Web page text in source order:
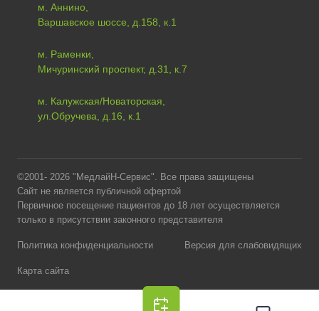
м. Аннино,
Варшавское шоссе, д.158, к.1
м. Раменки,
Мичуринский проспект, д.31, к.7
м. Калужская/Новаторская,
ул.Обручева, д.16, к.1
©2001- 2026 "МедлайН-Сервис". Все права защищены
Сайт не является публичной офертой
Первичное посещение пациентов до 18 лет осуществляется
только в присутствии законного представителя
Политика конфиденциальности Версия для слабовидящих
Карта сайта